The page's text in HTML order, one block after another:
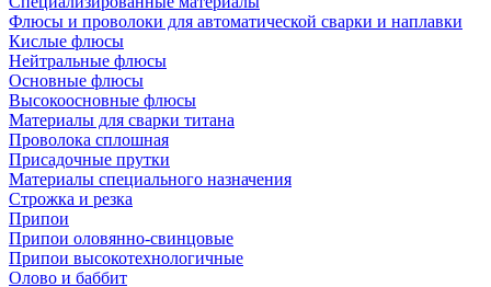
Флюсы и проволоки для автоматической сварки и наплавки
Кислые флюсы
Нейтральные флюсы
Основные флюсы
Высокоосновные флюсы
Материалы для сварки титана
Проволока сплошная
Присадочные прутки
Материалы специального назначения
Строжка и резка
Припои
Припои оловянно-свинцовые
Припои высокотехнологичные
Олово и баббит